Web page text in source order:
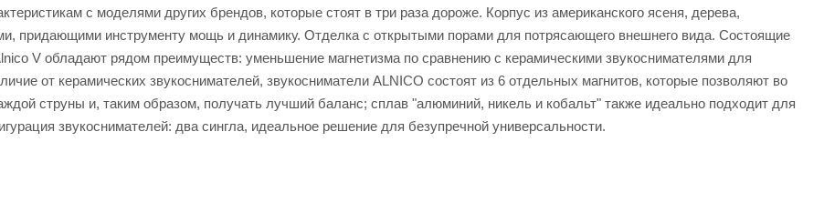
с моделями других брендов, которые стоят в три раза дороже. Корпус из американского ясеня, дерева,
придающими инструменту мощь и динамику. Отделка с открытыми порами для потрясающего внешнего вида. Состоящие
V обладают рядом преимуществ: уменьшение магнетизма по сравнению с керамическими звукоснимателями для
от керамических звукоснимателей, звукосниматели ALNICO состоят из 6 отдельных магнитов, которые позволяют во
струны и, таким образом, получать лучший баланс; сплав "алюминий, никель и кобальт" также идеально подходит для
звукоснимателей: два сингла, идеальное решение для безупречной универсальности.